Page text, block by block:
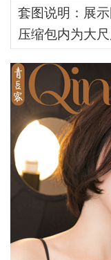
套图说明：展
压缩包内为大